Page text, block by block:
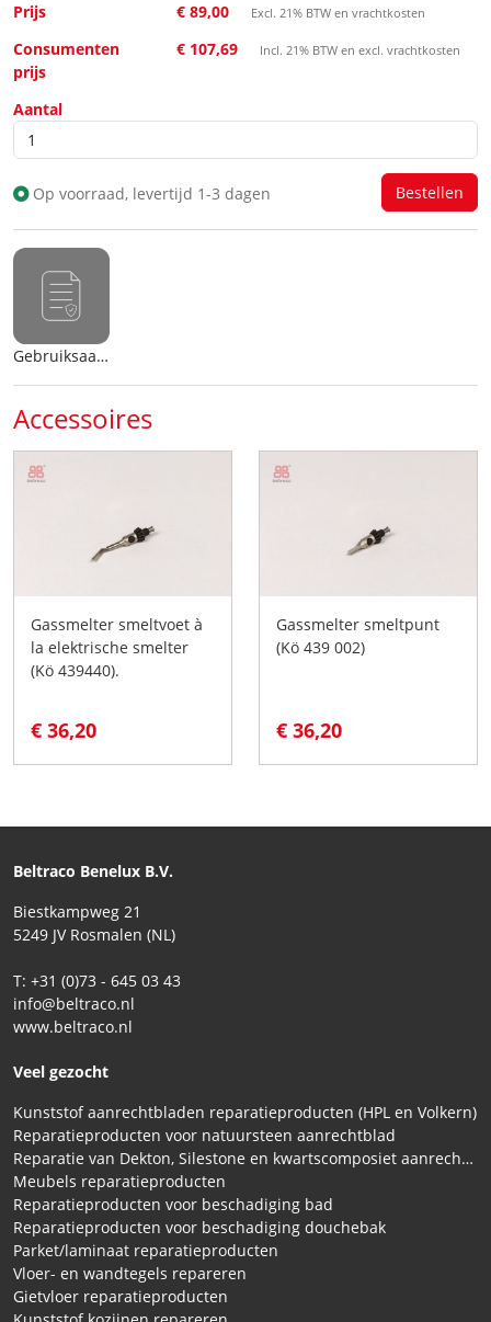
Prijs
€ 89,00 Excl. 21% BTW en vrachtkosten
Consumenten
prijs
€ 107,69 Incl. 21% BTW en excl. vrachtkosten
Aantal
Op voorraad, levertijd 1-3 dagen
Gebruiksaanwijzing
Accessoires
Gassmelter smeltvoet à
la elektrische smelter
(Kö 439440).
€ 36,20
Gassmelter smeltpunt
(Kö 439 002)
€ 36,20
Beltraco Benelux B.V.
Biestkampweg 21
5249 JV Rosmalen (NL)
T: +31 (0)73 - 645 03 43
info@beltraco.nl
www.beltraco.nl
Veel gezocht
Kunststof aanrechtbladen reparatieproducten (HPL en Volkern)
Reparatieproducten voor natuursteen aanrechtblad
Reparatie van Dekton, Silestone en kwartscomposiet aanrechtbladen
Meubels reparatieproducten
Reparatieproducten voor beschadiging bad
Reparatieproducten voor beschadiging douchebak
Parket/laminaat reparatieproducten
Vloer- en wandtegels repareren
Gietvloer reparatieproducten